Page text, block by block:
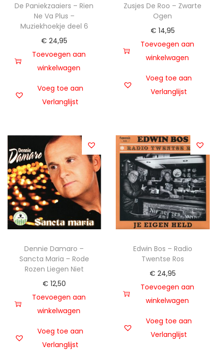
De Paniekzaaiers – Rien
Ne Va Plus –
Muziekhoekje deel 6
€ 24,95
Toevoegen aan
winkelwagen
Voeg toe aan
Verlanglijst
Zusjes De Roo – Zwarte
Ogen
€ 14,95
Toevoegen aan
winkelwagen
Voeg toe aan
Verlanglijst
Dennie Damaro –
Sancta Maria – Rode
Rozen Liegen Niet
€ 12,50
Toevoegen aan
winkelwagen
Voeg toe aan
Verlanglijst
Edwin Bos – Radio
Twentse Ros
€ 24,95
Toevoegen aan
winkelwagen
Voeg toe aan
Verlanglijst